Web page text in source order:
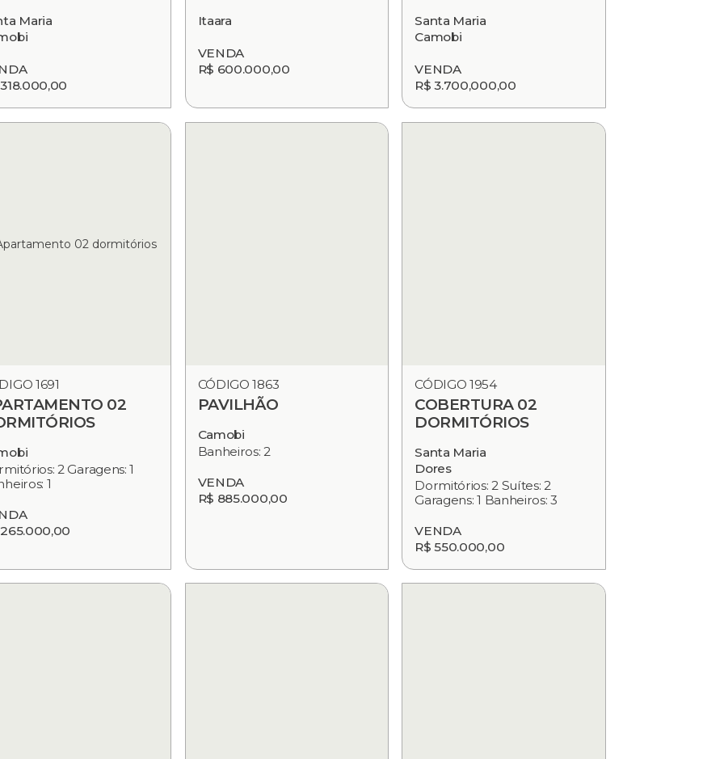
Maria
Itaara
VENDA
R$ 600.000,00
Santa Maria
Camobi
VENDA
R$ 3.700,000,00
1691
02
2 Garagens: 1
1
265.000,00
CÓDIGO 1863
PAVILHÃO
Camobi
Banheiros: 2
VENDA
R$ 885.000,00
CÓDIGO 1954
COBERTURA 02
DORMITÓRIOS
Santa Maria
Dores
Dormitórios: 2 Suítes: 2
Garagens: 1 Banheiros: 3
VENDA
R$ 550.000,00